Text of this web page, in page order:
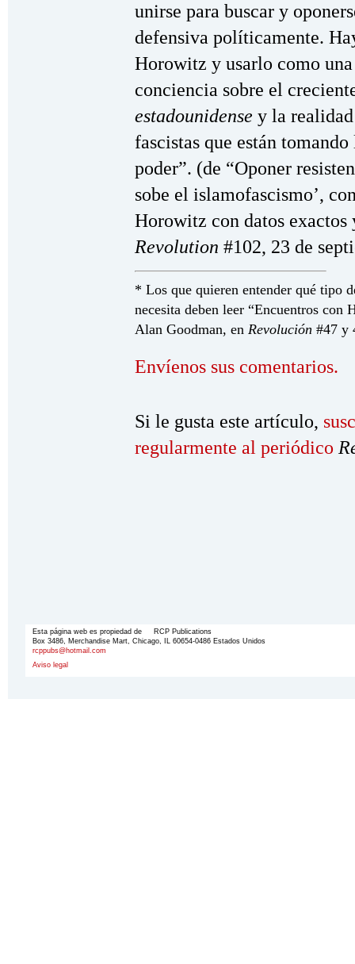
unirse para buscar y
defensiva políticamente.
Horowitz y usarlo como
conciencia sobre el
estadounidense y la
fascistas que están
poder”. (de “Oponer
sobe el islamofascismo’,
Horowitz con datos exactos
Revolution #102, 23 de
* Los que quieren entender qué tipo
necesita deben leer “Encuentros con
Alan Goodman, en Revolución #47 y
Envíenos sus comentarios.
Si le gusta este artículo,
regularmente al periódico
Esta página web es propiedad de RCP Publications
Box 3486, Merchandise Mart, Chicago, IL 60654-0486 Estados Unidos
rcppubs@hotmail.com
Aviso legal